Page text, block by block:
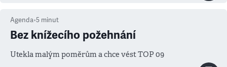
Agenda•5 minut
Bez knížecího požehnání
Utekla malým poměrům a chce vést TOP 09